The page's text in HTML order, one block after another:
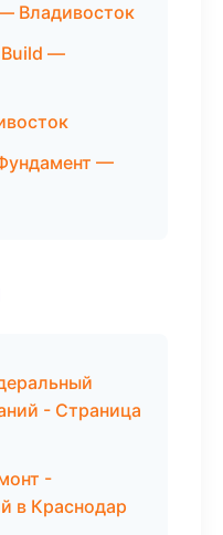
Владивосток
Build —
—
- Страница
-
в Краснодар